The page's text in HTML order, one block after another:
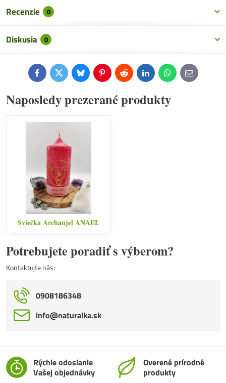
Recenzie 0
Diskusia 0
FacebookTwitterBlueskyPinterestReddit LinkedInWhatsApp
E-
mail
Naposledy prezerané produkty
Sviečka Archanjel ANAEL
Potrebujete poradiť s výberom?
Kontaktujte nás:
0908186348
info​@naturalka​.sk
Rýchle odoslanie
Vašej objednávky
Overené prírodné
produkty